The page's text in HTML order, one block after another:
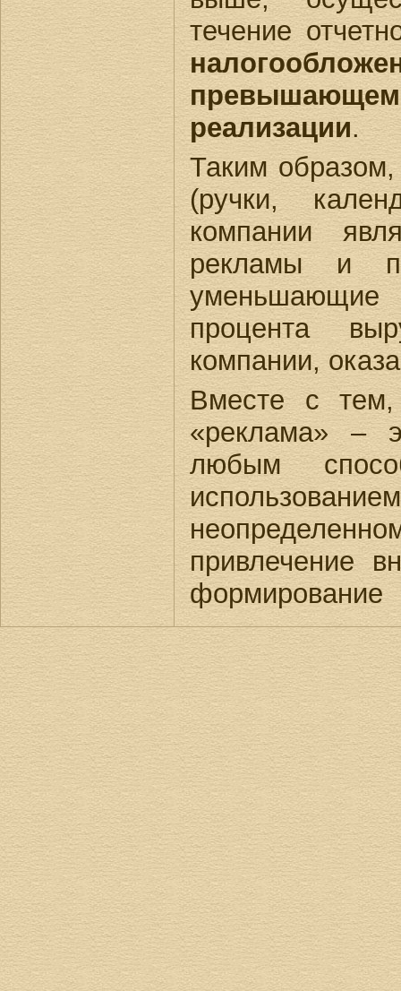
течение
реализации.
Таким
(ручки,
компании
рекламы и
процента
компании,
Вместе с тем,
«реклама» –
любым
привлечение
формирование